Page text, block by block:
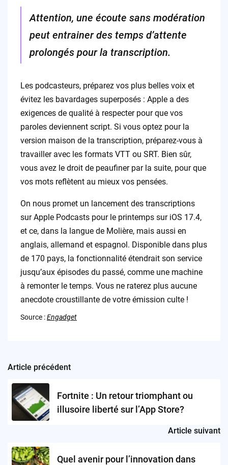
Attention, une écoute sans modération
peut entrainer des temps d’attente
prolongés pour la transcription.
Les podcasteurs, préparez vos plus belles voix et
évitez les bavardages superposés : Apple a des
exigences de qualité à respecter pour que vos
paroles deviennent script. Si vous optez pour la
version maison de la transcription, préparez-vous à
travailler avec les formats VTT ou SRT. Bien sûr,
vous avez le droit de peaufiner par la suite, pour que
vos mots reflètent au mieux vos pensées.
On nous promet un lancement des transcriptions
sur Apple Podcasts pour le printemps sur iOS 17.4,
et ce, dans la langue de Molière, mais aussi en
anglais, allemand et espagnol. Disponible dans plus
de 170 pays, la fonctionnalité étendrait son service
jusqu’aux épisodes du passé, comme une machine
à remonter le temps. Vous ne raterez plus aucune
anecdote croustillante de votre émission culte !
Source :Engadget
Post
navigation
Article précédent
Fortnite : Un retour triomphant ou
illusoire liberté sur l’App Store?
Article suivant
Quel avenir pour l’innovation dans